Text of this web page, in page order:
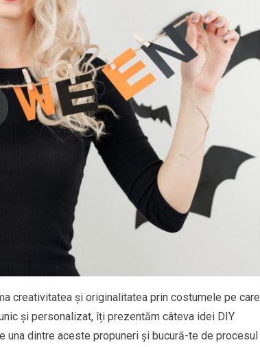
creativitatea și originalitatea prin costumele pe care
și personalizat, îți prezentăm câteva idei DIY
dintre aceste propuneri și bucură-te de procesul